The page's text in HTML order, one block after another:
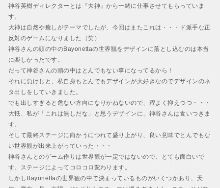
神谷英樹ディレクターとは『大神』から一緒に仕事させてもらっていま
す。
大神は自然や癒しがテーマでしたが、今回はまたこれは・・・ド派手な正
反対のゲームになりました（笑）
神谷さんの頭の中のBayonettaの世界観をデザインに落とし込むのは本当
に楽しかったです。
だって神谷さんの頭の中はとんでもない事になってるから！
それに負けじと、私自身もとんでもデザインが大好きなのでデザインのネ
タ出しをしていきました。
でも出しすぎると危ない方向になりかねないので、程よく抑えつつ・・・
大抵、私が「これは無しだな」と思うデザインに、神谷さんは食いつきま
す。
そして最終ステージに向かうにつれて盛り上がり、良い意味でとんでもな
い世界観が出来上がっていった・・・
神谷さんとのゲーム作りは世界観が一定ではないので、とても面白いで
す。ステージによってコロコロ変わります。
しかしBayonettaの世界観の中で決まっているものがいくつかあり、天